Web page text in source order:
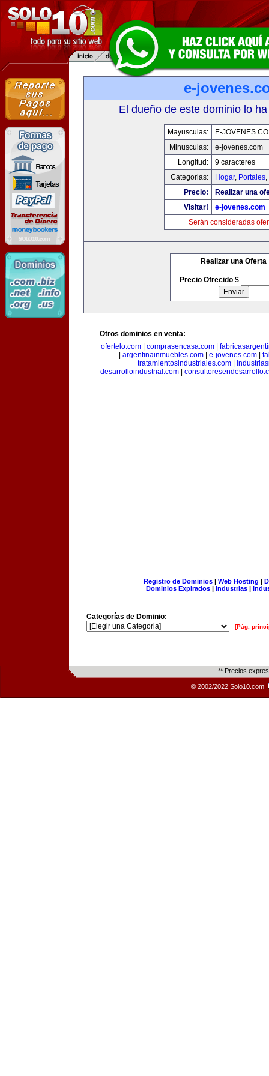
e-
El dueño de este dominio lo
Mayusculas:
E-
Minusculas:
e-jovenes.com
Longitud:
9 caracteres
Categorias:
Hogar, Portales,
Precio:
Realizar una
Visitar!
e-jovenes.com
Serán consideradas
Realizar una Oferta
Precio Ofrecido $
Otros dominios en venta:
ofertelo.com| comprasencasa.com|
argentinainmuebles.com| e-jovenes.com|
tratamientosindustriales.com
desarrolloindustrial.com|
Registro de Dominios| Web Hosting |
Dominios Expirados | Industrias |
Categorías de Dominio:
[Pág.
** Precios
© 2002/2022 Solo10.com